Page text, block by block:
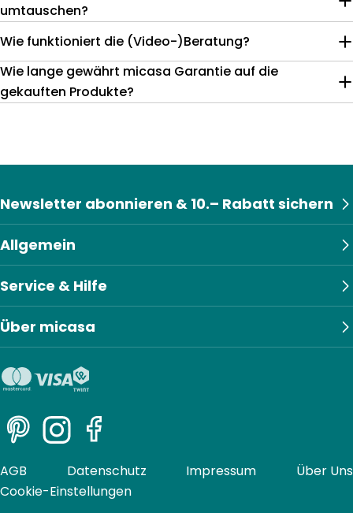
umtauschen?
Wie funktioniert die (Video-)Beratung?
Wie lange gewährt micasa Garantie auf die
gekauften Produkte?
Allgemein
Service & Hilfe
Über micasa
Newsletter abonnieren & 10.– Rabatt sichern
PinterestInstagramFacebook
AGB Datenschutz Impressum
Über Uns
Cookie-Einstellungen